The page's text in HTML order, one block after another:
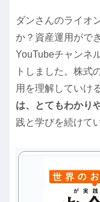
ダンさんのライオ
か？資産運用がで
YouTubeチャンネ
トしました。株式
用を理解していけ
は、とてもわかり
践と学びを続けて